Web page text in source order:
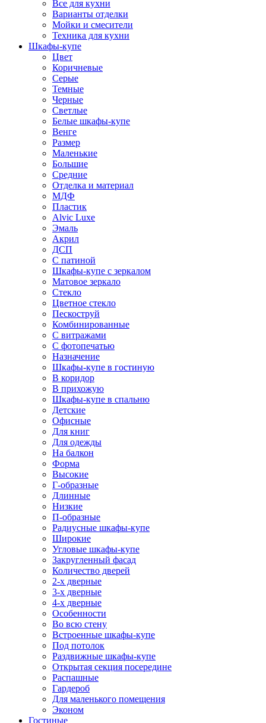
Все для кухни
Варианты отделки
Мойки и смесители
Техника для кухни
Шкафы-купе
Цвет
Коричневые
Серые
Темные
Черные
Светлые
Белые шкафы-купе
Венге
Размер
Маленькие
Большие
Средние
Отделка и материал
МДФ
Пластик
Alvic Luxe
Эмаль
Акрил
ДСП
С патиной
Шкафы-купе с зеркалом
Матовое зеркало
Стекло
Цветное стекло
Пескоструй
Комбинированные
С витражами
С фотопечатью
Назначение
Шкафы-купе в гостиную
В коридор
В прихожую
Шкафы-купе в спальню
Детские
Офисные
Для книг
Для одежды
На балкон
Форма
Высокие
Г-образные
Длинные
Низкие
П-образные
Радиусные шкафы-купе
Широкие
Угловые шкафы-купе
Закругленный фасад
Количество дверей
2-х дверные
3-х дверные
4-х дверные
Особенности
Во всю стену
Встроенные шкафы-купе
Под потолок
Раздвижные шкафы-купе
Открытая секция посередине
Распашные
Гардероб
Для маленького помещения
Эконом
Гостиные